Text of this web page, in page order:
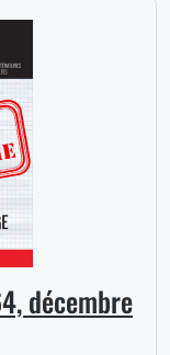
décembre